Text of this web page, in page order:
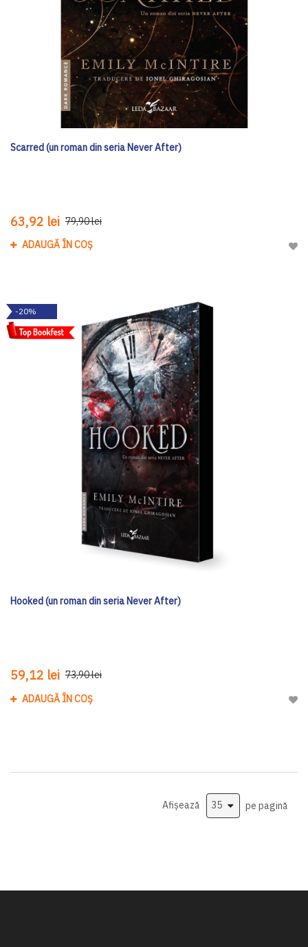
Scarred (un roman din seria Never After)
63,92 lei 79,90 lei
ADAUGĂ ÎN COȘ
-20%
Hooked (un roman din seria Never After)
59,12 lei 73,90 lei
ADAUGĂ ÎN COȘ
Afișează pe pagină